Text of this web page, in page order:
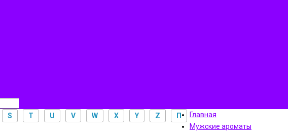
S T U V W X Y Z П
Главная
Мужские ароматы